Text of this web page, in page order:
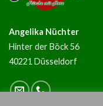
Angelika Nüchter
Hinter der Böck 56
40221 Düsseldorf